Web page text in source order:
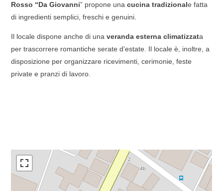
Rosso “Da Giovanni” propone unacucina tradizionale fatta
di ingredienti semplici, freschi e genuini.
Il locale dispone anche di una veranda esterna climatizzata
per trascorrere romantiche serate d’estate. Il locale è, inoltre, a
disposizione per organizzare ricevimenti, cerimonie, feste
private e pranzi di lavoro.